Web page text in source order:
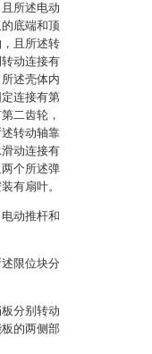
所述电动
底端和顶
且所述转
动连接有
述壳体内
连接有第
二齿轮，
转动轴靠
动连接有
个所述弹
有扇叶。
动推杆和
限位块分
分别转动
的两侧部